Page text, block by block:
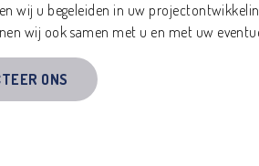
wij u begeleiden in uw
wij ook samen met u en met uw
ONS